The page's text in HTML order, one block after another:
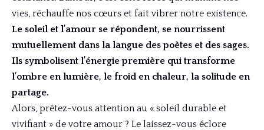
vies, réchauffe nos cœurs et fait vibrer notre existence.
Le soleil et l’amour se répondent, se nourrissent
mutuellement dans la langue des poètes et des sages.
Ils symbolisent l’énergie première qui transforme
l’ombre en lumière, le froid en chaleur, la solitude en
partage.
Alors, prêtez-vous attention au « soleil durable et
vivifiant » de votre amour ? Le laissez-vous éclore